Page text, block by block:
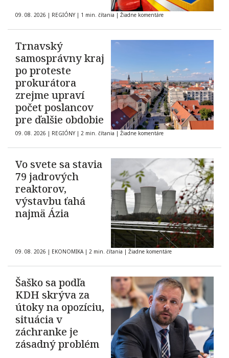
09. 08. 2026 | REGIÓNY | 1 min. čítania | Žiadne komentáre
Trnavský
samosprávny kraj
po proteste
prokurátora
zrejme upraví
počet poslancov
pre ďalšie obdobie
09. 08. 2026 | REGIÓNY | 2 min. čítania | Žiadne komentáre
Vo svete sa stavia
79 jadrových
reaktorov,
výstavbu ťahá
najmä Ázia
09. 08. 2026 | EKONOMIKA | 2 min. čítania | Žiadne komentáre
Šaško sa podľa
KDH skrýva za
útoky na opozíciu,
situácia v
záchranke je
zásadný problém